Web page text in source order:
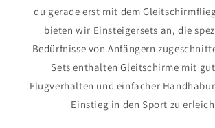
du gerade erst mit dem
bieten wir Einsteigersets an, die
Bedürfnisse von Anfängern
Sets enthalten Gleitschirme mit
Flugverhalten und einfacher
Einstieg in den Sport zu